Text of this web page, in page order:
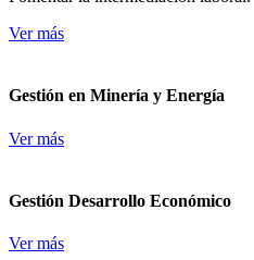
Ver más
Gestión en Minería y Energía
Ver más
Gestión Desarrollo Económico
Ver más